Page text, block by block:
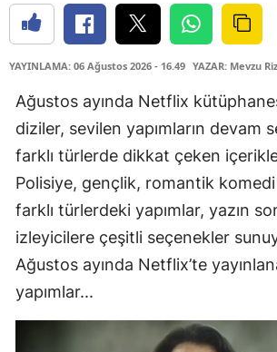
YAYINLAMA: 06 Ağustos 2026 - 16.49 YAZAR: Mevzu
Ağustos ayında Netflix
diziler, sevilen yapımların devam
farklı türlerde dikkat çeken
Polisiye, gençlik, romantik
farklı türlerdeki yapımlar, yazın
izleyicilere çeşitli seçenekler
Ağustos ayında Netflix’te
yapımlar...